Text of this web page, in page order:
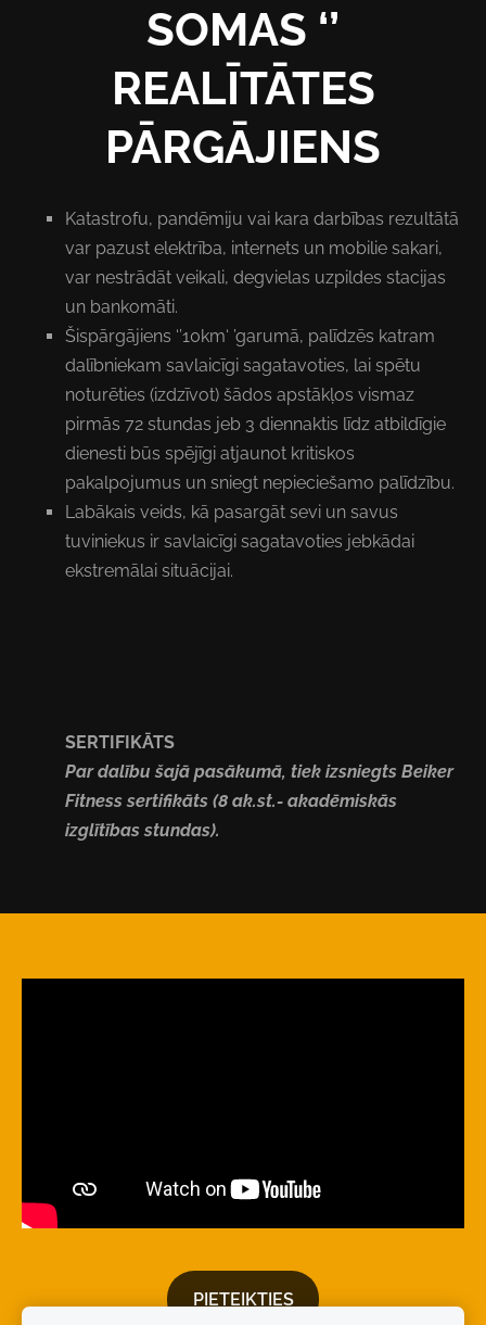
SOMAS ‘’
REALĪTĀTES
PĀRGĀJIENS
Katastrofu, pandēmiju vai kara darbības rezultātā
var pazust elektrība, internets un mobilie sakari,
var nestrādāt veikali, degvielas uzpildes stacijas
un bankomāti.
Šispārgājiens ‘’10km‘ ’garumā, palīdzēs katram
dalībniekam savlaicīgi sagatavoties, lai spētu
noturēties (izdzīvot) šādos apstākļos vismaz
pirmās 72 stundas jeb 3 diennaktis līdz atbildīgie
dienesti būs spējīgi atjaunot kritiskos
pakalpojumus un sniegt nepieciešamo palīdzību.
Labākais veids, kā pasargāt sevi un savus
tuviniekus ir savlaicīgi sagatavoties jebkādai
ekstremālai situācijai.
SERTIFIKĀTS
Par dalību šajā pasākumā, tiek izsniegts Beiker
Fitness sertifikāts (8 ak.st.- akadēmiskās
izglītības stundas).
​PIETEIKTIES​